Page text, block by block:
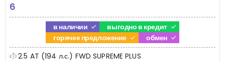
6
в наличии
выгодно в кредит
горячее предложение
обмен
2.5 AT (194 л.с.) FWD SUPREME PLUS